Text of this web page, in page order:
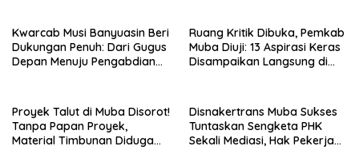
Kwarcab Musi Banyuasin Beri
Dukungan Penuh: Dari Gugus
Depan Menuju Pengabdian
Emas Masuk TNI-Polri
Ruang Kritik Dibuka, Pemkab
Muba Diuji: 13 Aspirasi Keras
Disampaikan Langsung di
Proyek Talut di Muba Disorot!
Tanpa Papan Proyek,
Material Timbunan Diduga
Disnakertrans Muba Sukses
Tuntaskan Sengketa PHK
Sekali Mediasi, Hak Pekerja